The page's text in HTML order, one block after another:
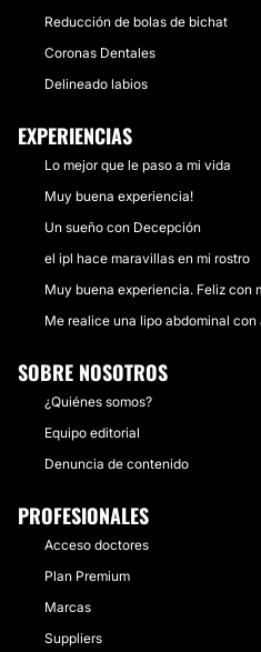
Reducción de bolas de bichat
Coronas Dentales
Delineado labios
EXPERIENCIAS
Lo mejor que le paso a mi vida
Muy buena experiencia!
Un sueño con Decepción
el ipl hace maravillas en mi rostro
Muy buena experiencia. Feliz con
Me realice una lipo abdominal con
SOBRE NOSOTROS
¿Quiénes somos?
Equipo editorial
Denuncia de contenido
PROFESIONALES
Acceso doctores
Plan Premium
Marcas
Suppliers